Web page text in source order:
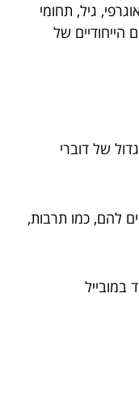
גיל, תחומי
הייחודיים של
של דוברי
להם, כמו תרבות,
במובייל